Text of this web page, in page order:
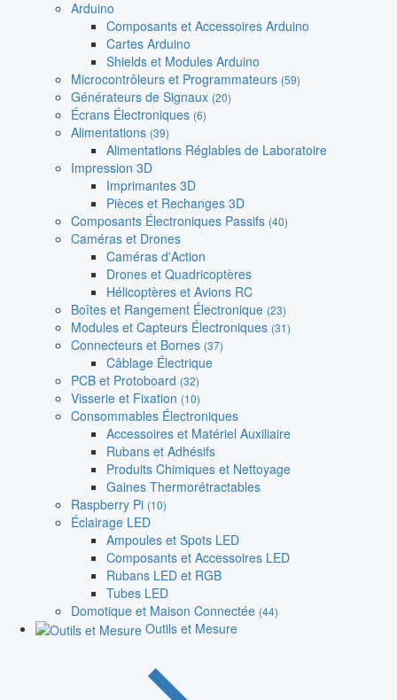
Arduino
Composants et Accessoires Arduino
Cartes Arduino
Shields et Modules Arduino
Microcontrôleurs et Programmateurs (59)
Générateurs de Signaux (20)
Écrans Électroniques (6)
Alimentations (39)
Alimentations Réglables de Laboratoire
Impression 3D
Imprimantes 3D
Pièces et Rechanges 3D
Composants Électroniques Passifs (40)
Caméras et Drones
Caméras d'Action
Drones et Quadricoptères
Hélicoptères et Avions RC
Boîtes et Rangement Électronique (23)
Modules et Capteurs Électroniques (31)
Connecteurs et Bornes (37)
Câblage Électrique
PCB et Protoboard (32)
Visserie et Fixation (10)
Consommables Électroniques
Accessoires et Matériel Auxiliaire
Rubans et Adhésifs
Produits Chimiques et Nettoyage
Gaines Thermorétractables
Raspberry Pi (10)
Éclairage LED
Ampoules et Spots LED
Composants et Accessoires LED
Rubans LED et RGB
Tubes LED
Domotique et Maison Connectée (44)
Outils et Mesure